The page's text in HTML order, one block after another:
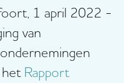
1 april 2022 -
van
het Rapport